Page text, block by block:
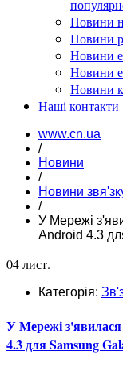
Новини
Новини
Новини
Новини
Новини
Наші контакти
www.cn.ua
/
Новини
/
Новини
/
У Мережі
Android 4.3
04 лист.
Категорія:
У Мережі з'явилася
4.3 для Samsung